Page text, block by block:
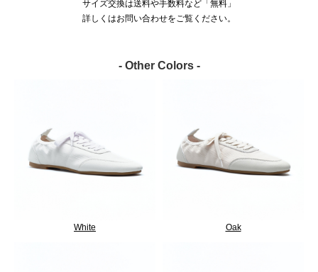
サイズ交換は送料や手数料など「無料」
詳しくはお問い合わせをご覧ください。
- Other Colors -
White Oak